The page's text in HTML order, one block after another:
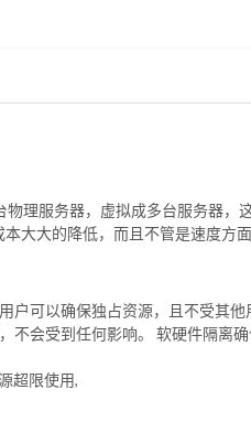
理服务器，虚拟成多台服务器，
大大的降低，而且不管是速度方
户可以确保独占资源，且不受其他
不会受到任何影响。 软硬件隔离
超限使用,